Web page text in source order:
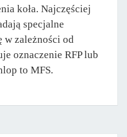
koła. Najczęściej
specjalne
w zależności od
oznaczenie RFP lub
to MFS.